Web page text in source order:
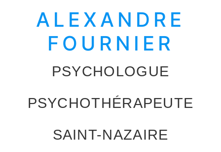
ALEXANDRE
FOURNIER
PSYCHOLOGUE
PSYCHOTHÉRAPEUTE
SAINT-NAZAIRE